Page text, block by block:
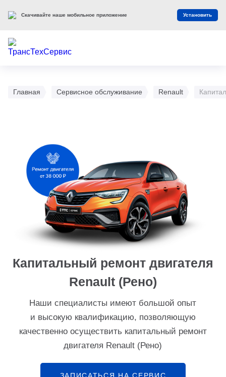
Главная Сервисное обслуживание Renault
Капитальный ремонт двигателя
Renault (Рено)
Наши специалисты имеют большой опыт
и высокую квалификацию, позволяющую
качественно осуществить капитальный ремонт
двигателя Renault (Рено)
ЗАПИСАТЬСЯ НА СЕРВИС
Скачивайте наше мобильное приложение Установить